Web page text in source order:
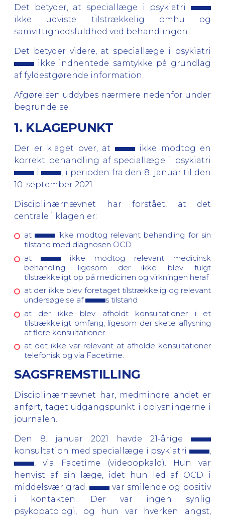
Det betyder, at speciallæge i psykiatri
ikke udviste tilstrækkelig omhu og
samvittighedsfuldhed ved behandlingen.
Det betyder videre, at speciallæge i psykiatri
ikke indhentede samtykke på grundlag
af fyldestgørende information.
Afgørelsen uddybes nærmere nedenfor under
begrundelse.
1. KLAGEPUNKT
Der er klaget over, at
ikke modtog en
korrekt behandling af speciallæge i psykiatri
i
, i perioden fra den 8. januar til den
10. september 2021.
Disciplinærnævnet har forstået, at det
centrale i klagen er:
at
ikke modtog relevant behandling for sin
tilstand med diagnosen OCD
at
ikke modtog relevant medicinsk
behandling, ligesom der ikke blev fulgt
tilstrækkeligt op på medicinen og virkningen heraf
at der ikke blev foretaget tilstrækkelig og relevant
undersøgelse af
s tilstand
at der ikke blev afholdt konsultationer i et
tilstrækkeligt omfang, ligesom der skete aflysning
af flere konsultationer
at det ikke var relevant at afholde konsultationer
telefonisk og via Facetime.
SAGSFREMSTILLING
Disciplinærnævnet har, medmindre andet er
anført, taget udgangspunkt i oplysningerne i
journalen.
Den 8. januar 2021 havde 21-årige
konsultation med speciallæge i psykiatri
,
, via Facetime (videoopkald). Hun var
henvist af sin læge, idet hun led af OCD i
middelsvær grad.
var smilende og positiv
i kontakten. Der var ingen synlig
psykopatologi, og hun var hverken angst,